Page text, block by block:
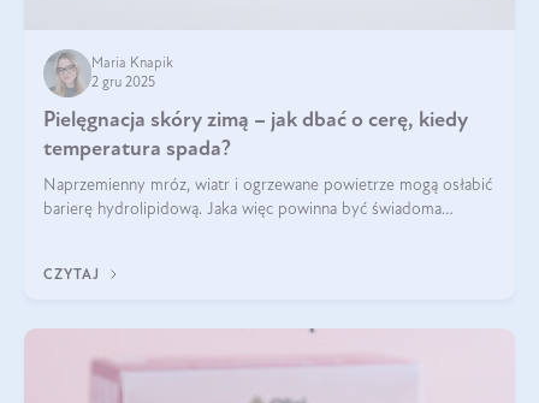
Maria Knapik
2 gru 2025
Pielęgnacja skóry zimą – jak dbać o cerę, kiedy
temperatura spada?
Naprzemienny mróz, wiatr i ogrzewane powietrze mogą osłabić
barierę hydrolipidową. Jaka więc powinna być świadoma
CZYTAJ